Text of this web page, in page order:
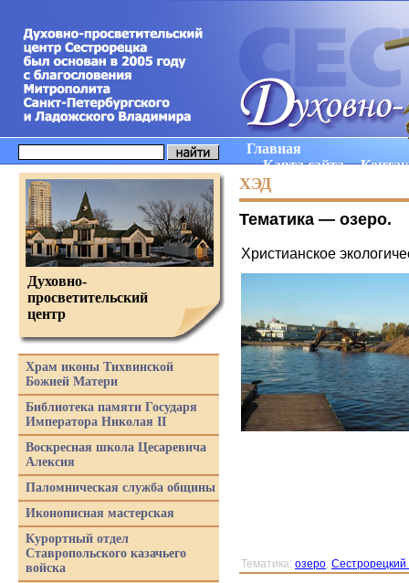
Главная
Карта сайта
ХЭД
Тематика — озеро.
Христианское
Тематика: озеро, Сестрорецкий
Духовно-
просветительский
центр
Храм иконы Тихвинской
Божией Матери
Библиотека памяти Государя
Императора Николая II
Воскресная школа Цесаревича
Алексия
Паломническая служба общины
Иконописная мастерская
Курортный отдел
Ставропольского казачьего
войска